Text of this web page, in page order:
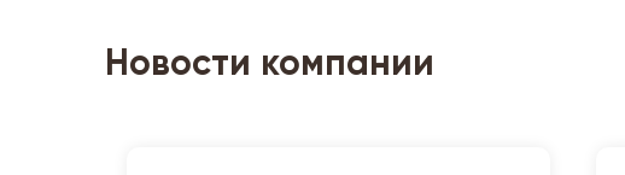
Новости компании